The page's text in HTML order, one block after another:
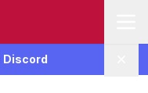
Discord